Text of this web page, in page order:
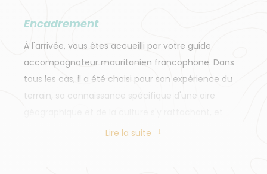
Encadrement
À l'arrivée, vous êtes accueilli par votre guide
accompagnateur mauritanien francophone. Dans
tous les cas, il a été choisi pour son expérience du
terrain, sa connaissance spécifique d'une aire
pour sa passion à faire découvrir son pays. Il est
Lire la suite